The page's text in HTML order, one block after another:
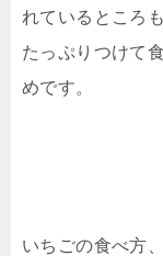
れているところ
たっぷりつけて
めです。
いちごの食べ方